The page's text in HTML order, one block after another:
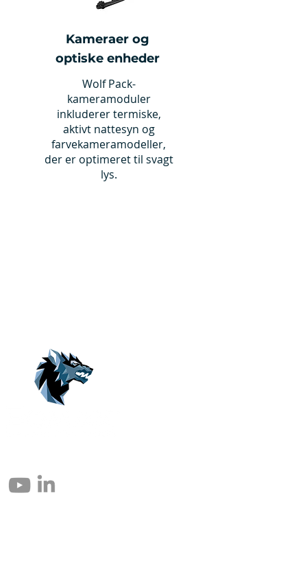
Kameraer og
optiske enheder
Wolf Pack-
kameramoduler
inkluderer termiske,
aktivt nattesyn og
farvekameramodeller,
der er optimeret til svagt
lys.